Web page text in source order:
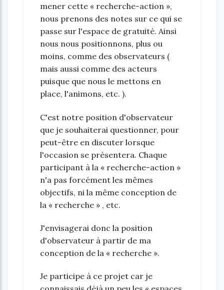
mener cette « recherche-action »,
nous prenons des notes sur ce qui se
passe sur l'espace de gratuité. Ainsi
nous nous positionnons, plus ou
moins, comme des observateurs (
mais aussi comme des acteurs
puisque que nous le mettons en
place, l'animons, etc. ).
C'est notre position d'observateur
que je souhaiterai questionner, pour
peut-être en discuter lorsque
l'occasion se présentera. Chaque
participant à la « recherche-action »
n'a pas forcément les mêmes
objectifs, ni la même conception de
la « recherche » , etc.
J'envisagerai donc la position
d'observateur à partir de ma
conception de la « recherche ».
Je participe à ce projet car je